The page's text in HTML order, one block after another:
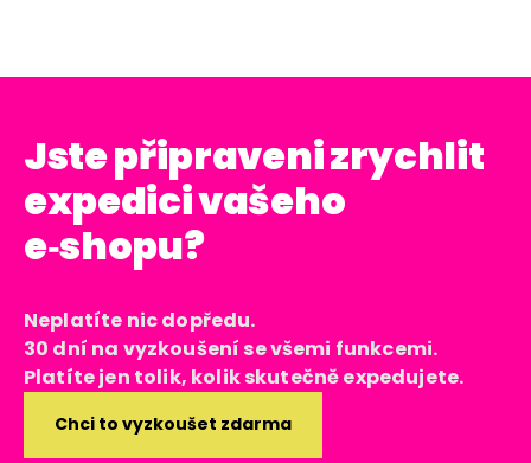
Jste připraveni zrychlit
expedici vašeho
e‑shopu?
Neplatíte nic dopředu.
30 dní na vyzkoušení se všemi funkcemi.
Platíte jen tolik, kolik skutečně expedujete.
Chci to vyzkoušet zdarma